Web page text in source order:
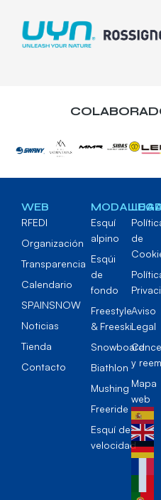
WEB
RFEDI
Organización
Transparencia
Calendario
SPAINSNOW
Noticias
Tienda
Contacto
Esquí
alpino
Esqúi
de
fondo
Freestyle
& Freeski
Snowboard
Biathlon
Mushing
Freeride
Esquí de
velocidad
de
Aviso
Legal
y
Mapa
web